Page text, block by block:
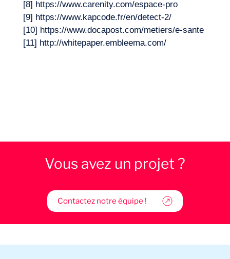
[8] https://www.carenity.com/espace-pro
[9] https://www.kapcode.fr/en/detect-2/
[10] https://www.docapost.com/metiers/e-sante
[11] http://whitepaper.embleema.com/
Vous avez un projet ?
Contactez notre équipe !